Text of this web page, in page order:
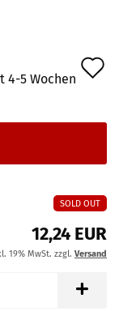
5 Wochen
SOLD OUT
12,24 EUR
19% MwSt. zzgl. Versand